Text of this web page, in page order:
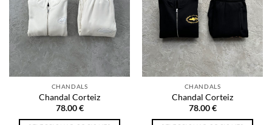
opciones
pueden
elegir
la
página
de
opciones
se
pueden
elegir
en
la
página
de
CHANDALS
Chandal Corteiz
78.00€
CHANDALS
Chandal Corteiz
78.00€